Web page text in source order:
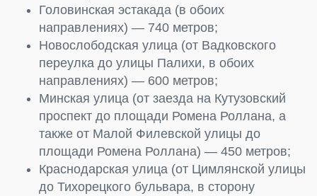
Головинская эстакада (в обоих
направлениях) — 740 метров;
Новослободская улица (от Вадковского
переулка до улицы Палихи, в обоих
направлениях) — 600 метров;
Минская улица (от заезда на Кутузовский
проспект до площади Ромена Роллана, а
также от Малой Филевской улицы до
площади Ромена Роллана) — 450 метров;
Краснодарская улица (от Цимлянской улицы
до Тихорецкого бульвара, в сторону